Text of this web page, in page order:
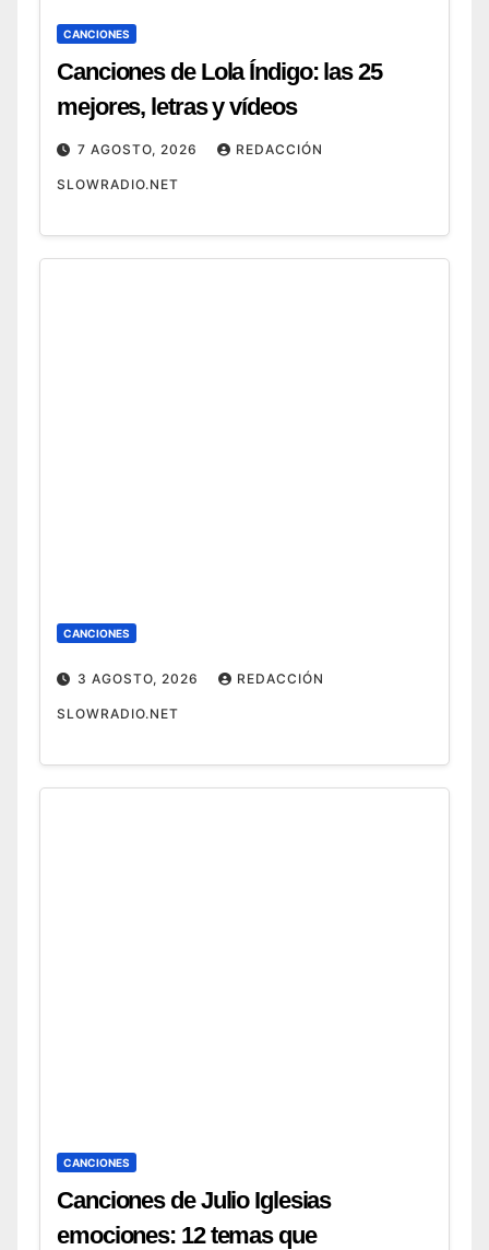
CANCIONES
Canciones de Lola Índigo: las 25
mejores, letras y vídeos
7 AGOSTO, 2026 REDACCIÓN
SLOWRADIO.NET
CANCIONES
3 AGOSTO, 2026 REDACCIÓN
SLOWRADIO.NET
CANCIONES
Canciones de Julio Iglesias
emociones: 12 temas que